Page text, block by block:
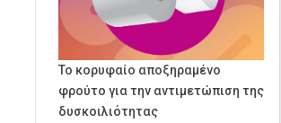
Το κορυφαίο αποξηραμένο
φρούτο για την αντιμετώπιση της
δυσκοιλιότητας